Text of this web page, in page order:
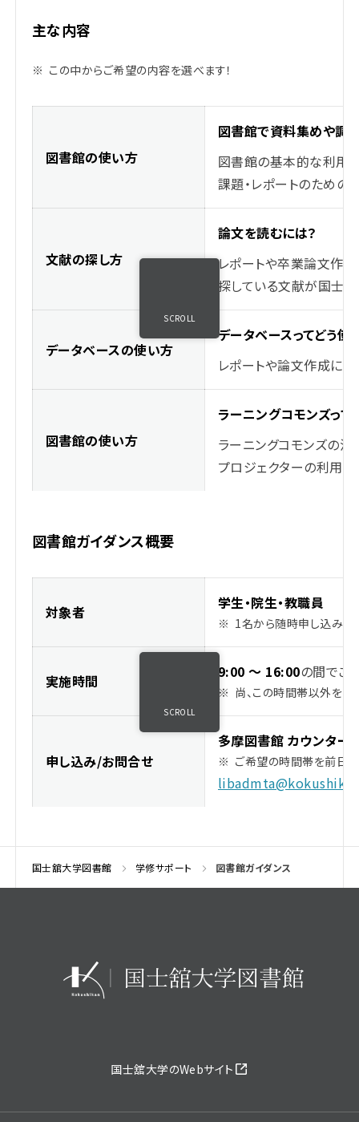
主な内容
※ この中からご希望の内容を選べます！
図書館の使い方
図書館で資料集めや調
図書館の基本的な利用
課題・レポートのための
文献の探し方
論文を読むには？
レポートや卒業論文作
探している文献が国士
データベースの使い方
データベースってどう使
レポートや論文作成に
図書館の使い方
ラーニングコモンズっ
ラーニングコモンズの
プロジェクターの利用
SCROLL
図書館ガイダンス概要
対象者 学生・院生・教職員
※ 1名から随時申し込み可
実施時間 9:00 ～ 16:00の間でご
※ 尚、この時間帯以外をご
申し込み/お問合せ
多摩図書館 カウンター
※ ご希望の時間帯を前日ま
SCROLL
国士舘大学図書館 学修サポート 図書館ガイダンス
国士舘大学のWebサイト